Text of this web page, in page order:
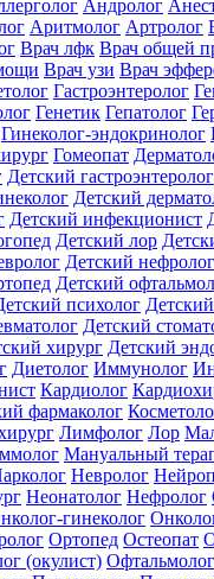
Андролог
Аритмолог Артролог
Врач лфк Врач общей
Врач узи Врач
Гастроэнтеролог
Генетик Гепатолог
Гинеколог-эндокринолог
Гомеопат
Детский гастроэнтеролог
Детский
Детский инфекционист
Детский лор
Детский нефролог
Детский
психолог
Детский
хирург Детский
Диетолог Иммунолог
Кардиолог
фармаколог
Лимфолог Лор
Мануальный
Невролог
Неонатолог Нефролог
гинеколог
Ортопед Остеопат
(окулист)